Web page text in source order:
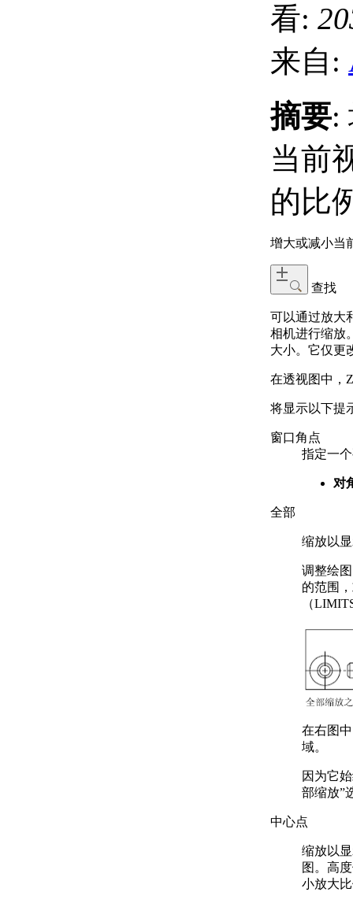
看:
来自:
摘要:
当前
的比
增大或减小当
查找
可以通过放大
相机进行缩放
大小。它仅更
在透视图中，
将显示以下提
窗口角点
指定一
对
全部
缩放以
调整绘
的范围
（
在右图
域。
因为它
部缩放”
中心点
缩放以
图。高
小放大